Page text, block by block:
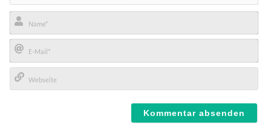
Name*
E-
Mail*